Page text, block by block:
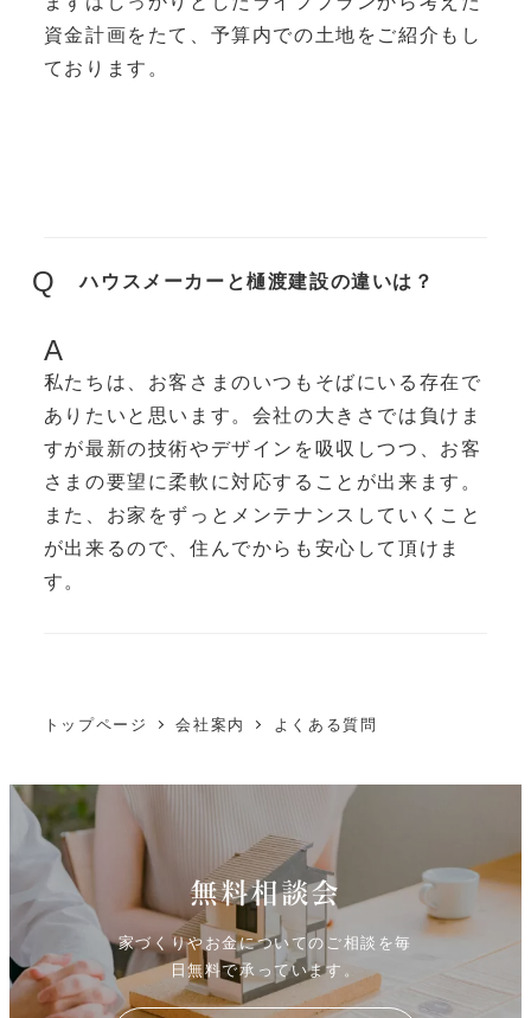
資金計画をたて、予算内での土地をご紹介もし
ております。
Q ハウスメーカーと樋渡建設の違いは？
A
私たちは、お客さまのいつもそばにいる存在で
ありたいと思います。会社の大きさでは負けま
すが最新の技術やデザインを吸収しつつ、お客
さまの要望に柔軟に対応することが出来ます。
また、お家をずっとメンテナンスしていくこと
が出来るので、住んでからも安心して頂けま
す。
トップページ 会社案内 よくある質問
無料相談会
家づくりやお金についてのご相談を毎
日無料で承っています。